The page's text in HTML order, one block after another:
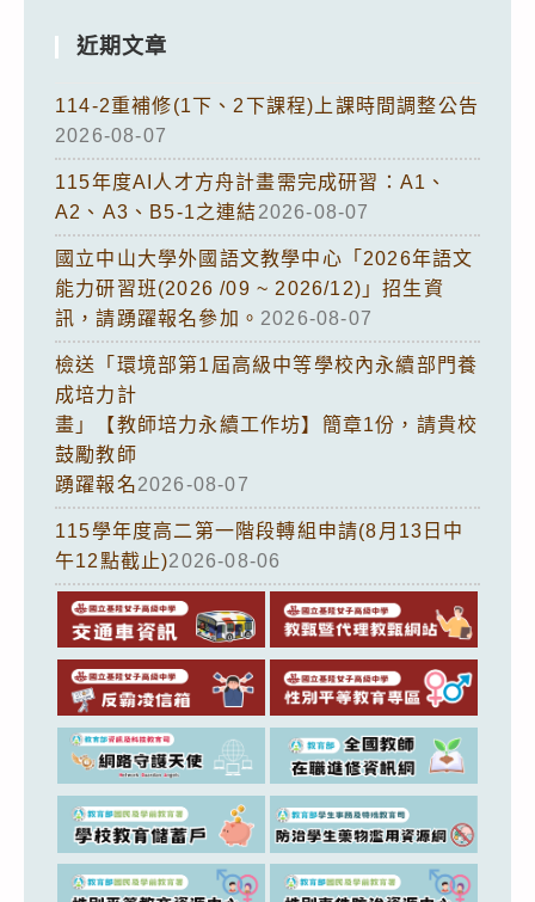
近期文章
114-2重補修(1下、2下課程)上課時間調整公告
2026-08-07
115年度AI人才方舟計畫需完成研習：A1、
A2、A3、B5-1之連結2026-08-07
國立中山大學外國語文教學中心「2026年語文
能力研習班(2026 /09 ~ 2026/12)」招生資
訊，請踴躍報名參加。 2026-08-07
檢送「環境部第1屆高級中等學校內永續部門養
成培力計
畫」【教師培力永續工作坊】簡章1份，請貴校
鼓勵教師
踴躍報名2026-08-07
115學年度高二第一階段轉組申請(8月13日中
午12點截止)2026-08-06